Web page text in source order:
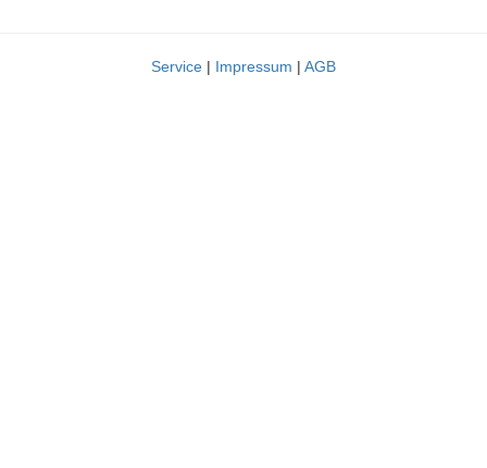
Service | Impressum | AGB